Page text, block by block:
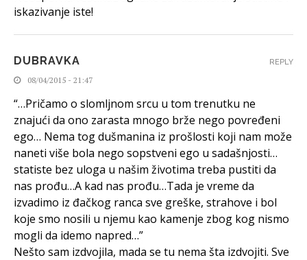
iskazivanje iste!
DUBRAVKA
08/04/2015 - 21:47
“…Pričamo o slomljnom srcu u tom trenutku ne
znajući da ono zarasta mnogo brže nego povređeni
ego… Nema tog dušmanina iz prošlosti koji nam može
naneti više bola nego sopstveni ego u sadašnjosti…
statiste bez uloga u našim životima treba pustiti da
nas prođu…A kad nas prođu…Tada je vreme da
izvadimo iz đačkog ranca sve greške, strahove i bol
koje smo nosili u njemu kao kamenje zbog kog nismo
mogli da idemo napred…”
Nešto sam izdvojila, mada se tu nema šta izdvojiti. Sve
REPLY